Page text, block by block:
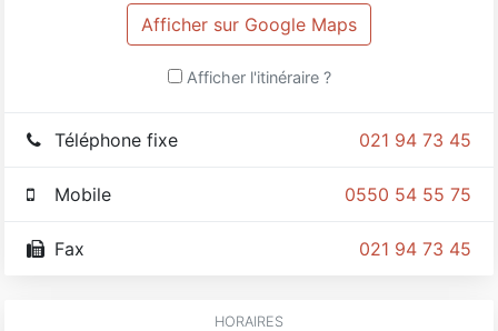
Afficher sur Google Maps
Afficher l'itinéraire ?
021 94 73 45
Téléphone fixe
0550 54 55 75
Mobile
021 94 73 45
Fax
HORAIRES